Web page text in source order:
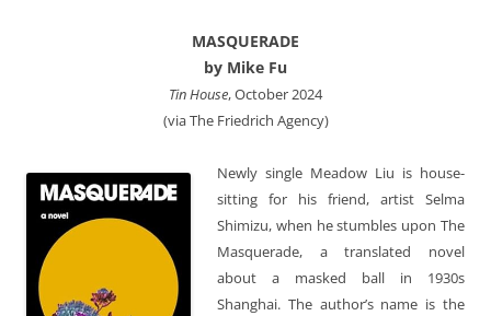
MASQUERADE
by Mike Fu
Tin House, October 2024
(via The Friedrich Agency)
Newly single Meadow Liu is house-
sitting for his friend, artist Selma
Shimizu, when he stumbles upon The
Masquerade, a translated novel
about a masked ball in 1930s
Shanghai. The author’s name is the